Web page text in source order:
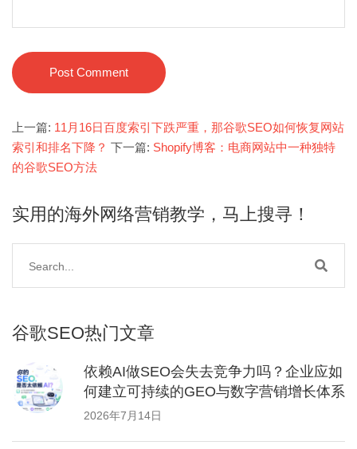
Post Comment
上一篇: 11月16日百度索引下跌严重，那谷歌SEO如何恢复网站
索引和排名下降？ 下一篇: Shopify博客：电商网站中一种独特
的谷歌SEO方法
实用的海外网络营销教学，马上搜寻！
谷歌SEO热门文章
依赖AI做SEO会失去竞争力吗？企业应如
何建立可持续的GEO与数字营销增长体系
2026年7月14日